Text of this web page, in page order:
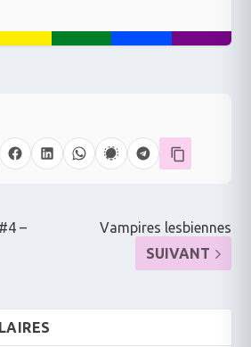
–
Vampires lesbiennes
SUIVANT